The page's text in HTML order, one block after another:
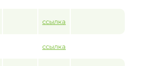
ссылка
ссылка